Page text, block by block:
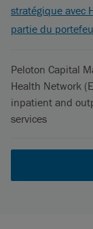
stratégique avec
partie du
Peloton Capital
Health Network
inpatient and
services